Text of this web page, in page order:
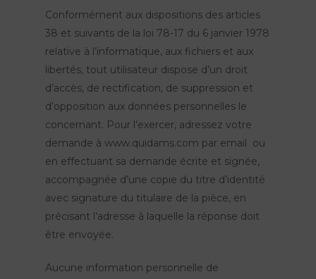
Conformément aux dispositions des articles
38 et suivants de la loi 78-17 du 6 janvier 1978
relative à l’informatique, aux fichiers et aux
libertés, tout utilisateur dispose d’un droit
d’accès, de rectification, de suppression et
d’opposition aux données personnelles le
concernant. Pour l’exercer, adressez votre
demande à www.quidams.com par email ou
en effectuant sa demande écrite et signée,
accompagnée d’une copie du titre d’identité
avec signature du titulaire de la pièce, en
précisant l’adresse à laquelle la réponse doit
être envoyée.
Aucune information personnelle de